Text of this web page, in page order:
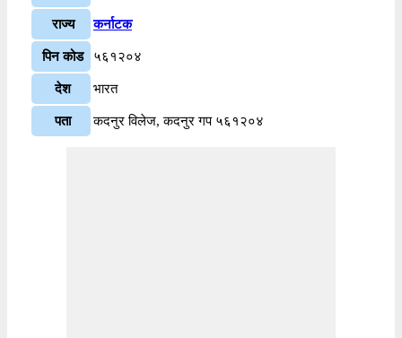
राज्य कर्नाटक
पिन कोड ५६१२०४
देश भारत
पता कदनुर विलेज, कदनुर गप ५६१२०४